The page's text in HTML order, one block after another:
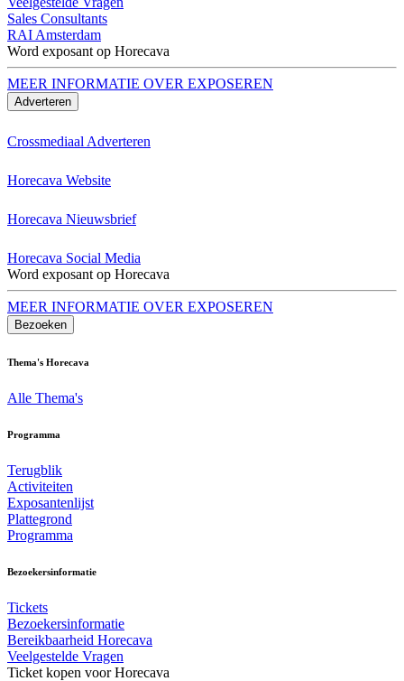
Sales Consultants
RAI Amsterdam
Word exposant op Horecava
MEER INFORMATIE OVER EXPOSEREN
Adverteren
Crossmediaal Adverteren
Horecava Website
Horecava Nieuwsbrief
Horecava Social Media
Word exposant op Horecava
MEER INFORMATIE OVER EXPOSEREN
Bezoeken
Thema's Horecava
Alle Thema's
Programma
Terugblik
Activiteiten
Exposantenlijst
Plattegrond
Programma
Bezoekersinformatie
Tickets
Bezoekersinformatie
Bereikbaarheid Horecava
Veelgestelde Vragen
Ticket kopen voor Horecava